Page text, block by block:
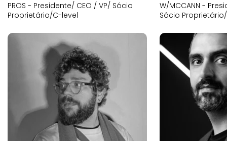
PROS - Presidente/ CEO / VP/ Sócio
Proprietário/C-level
W/MCCANN -
Sócio